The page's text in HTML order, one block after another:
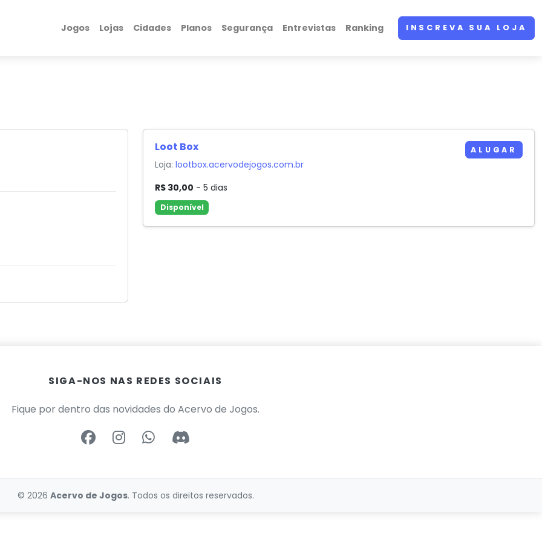
Jogos Lojas Cidades Planos Segurança Entrevistas Ranking INSCREVA SUA LOJA
Loot Box
Loja:lootbox.acervodejogos.com.br
R$ 30,00 - 5 dias
Disponível
ALUGAR
SIGA-NOS NAS REDES SOCIAIS
Fique por dentro das novidades do Acervo de Jogos.
© 2026 Acervo de Jogos. Todos os direitos reservados.